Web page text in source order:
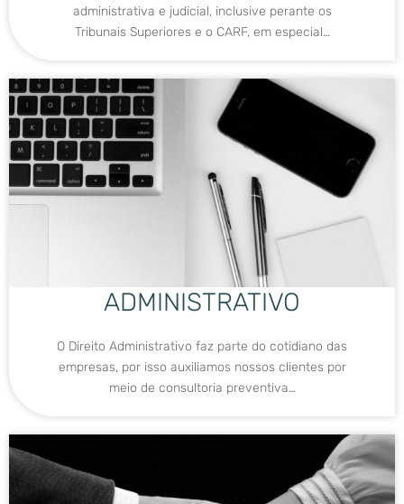
administrativa e judicial, inclusive perante os
Tribunais Superiores e o CARF, em especial…
ADMINISTRATIVO
O Direito Administrativo faz parte do cotidiano das
empresas, por isso auxiliamos nossos clientes por
meio de consultoria preventiva…